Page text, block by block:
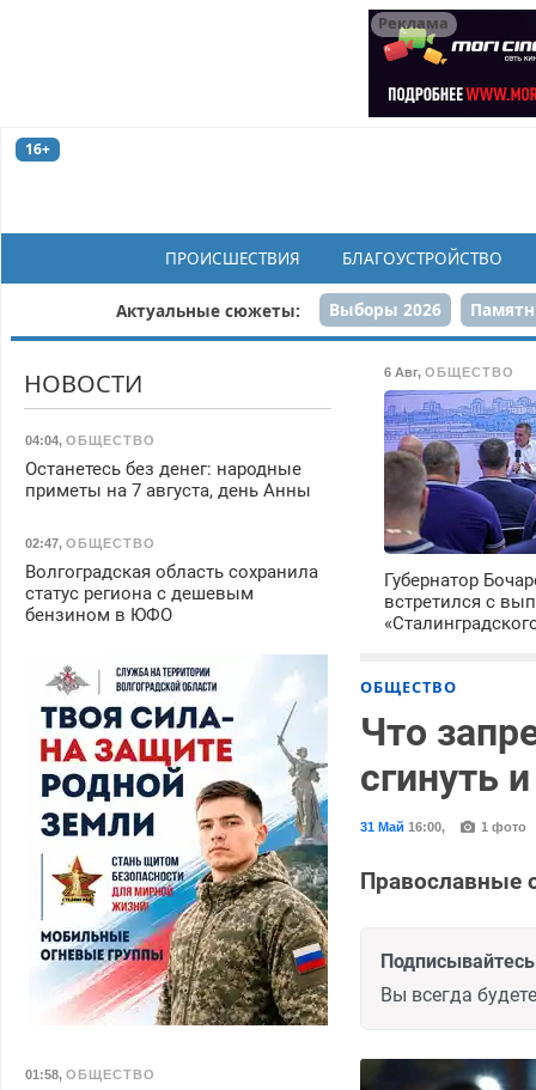
Реклама
16+
ПРОИСШЕСТВИЯ БЛАГОУСТРОЙСТВО
Актуальные сюжеты: Выборы 2026
6 Авг,ОБЩЕСТВО
Губернатор
встретился с
ОБЩЕСТВО
Что
сгинуть
31 Май 16:00, 1 фото
Православные
Вы всегда
НОВОСТИ
04:04, ОБЩЕСТВО
Останетесь без денег: народные
приметы на 7 августа, день Анны
02:47, ОБЩЕСТВО
Волгоградская область сохранила
статус региона с дешевым
бензином в ЮФО
01:58, ОБЩЕСТВО